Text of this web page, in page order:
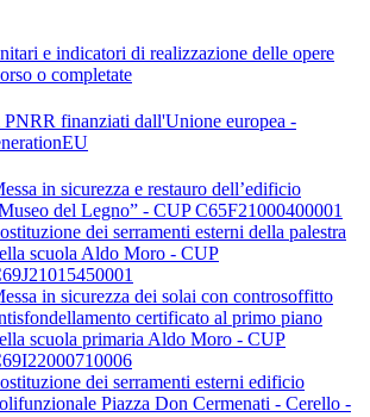
e indicatori di realizzazione delle opere
o completate
PNRR finanziati dall'Unione europea -
in sicurezza e restauro dell’edificio
del Legno” - CUP C65F21000400001
dei serramenti esterni della palestra
scuola Aldo Moro - CUP
in sicurezza dei solai con controsoffitto
certificato al primo piano
scuola primaria Aldo Moro - CUP
dei serramenti esterni edificio
Piazza Don Cermenati - Cerello -